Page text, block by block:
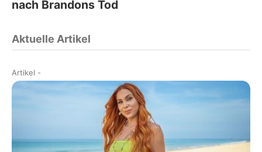
nach Brandons Tod
Aktuelle Artikel
Artikel -